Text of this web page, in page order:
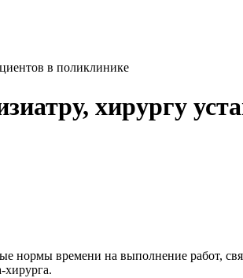
в поликлинике
хирургу
нормы времени на выполнение работ,
хирурга.